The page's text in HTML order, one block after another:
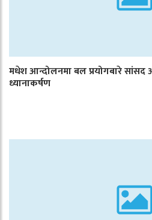
मधेश आन्दोलनमा बल प्रयोगबारे सांसद
ध्यानाकर्षण